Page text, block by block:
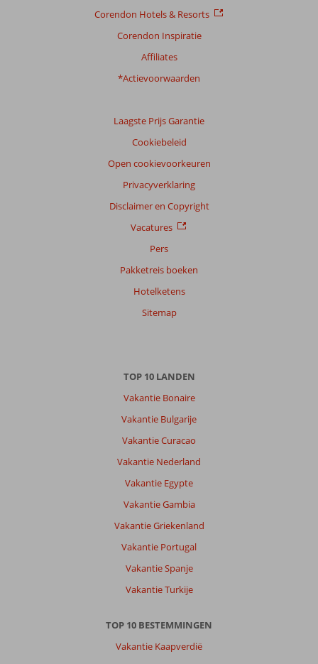
Corendon Hotels & Resorts
Corendon Inspiratie
Affiliates
*Actievoorwaarden
Laagste Prijs Garantie
Cookiebeleid
Open cookievoorkeuren
Privacyverklaring
Disclaimer en Copyright
Vacatures
Pers
Pakketreis boeken
Hotelketens
Sitemap
TOP 10 LANDEN
Vakantie Bonaire
Vakantie Bulgarije
Vakantie Curacao
Vakantie Nederland
Vakantie Egypte
Vakantie Gambia
Vakantie Griekenland
Vakantie Portugal
Vakantie Spanje
Vakantie Turkije
TOP 10 BESTEMMINGEN
Vakantie Kaapverdië